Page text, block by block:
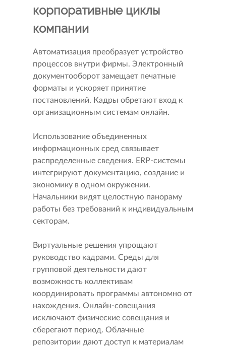
корпоративные циклы
компании
Автоматизация преобразует устройство
процессов внутри фирмы. Электронный
документооборот замещает печатные
форматы и ускоряет принятие
постановлений. Кадры обретают вход к
организационным системам онлайн.
Использование объединенных
информационных сред связывает
распределенные сведения. ERP-системы
интегрируют документацию, создание и
экономику в одном окружении.
Начальники видят целостную панораму
работы без требований к индивидуальным
секторам.
Виртуальные решения упрощают
руководство кадрами. Среды для
групповой деятельности дают
возможность коллективам
координировать программы автономно от
нахождения. Онлайн-совещания
исключают физические совещания и
сберегают период. Облачные
репозитории дают доступ к материалам